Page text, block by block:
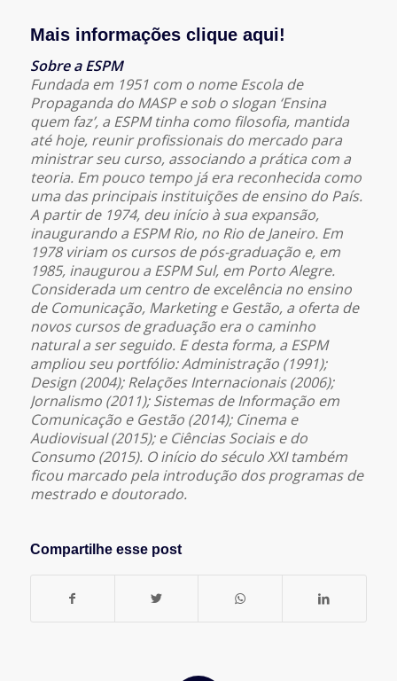
Mais informações clique aqui!
Sobre a ESPM
Fundada em 1951 com o nome Escola de
Propaganda do MASP e sob o slogan ‘Ensina
quem faz’, a ESPM tinha como filosofia, mantida
até hoje, reunir profissionais do mercado para
ministrar seu curso, associando a prática com a
teoria. Em pouco tempo já era reconhecida como
uma das principais instituições de ensino do País.
A partir de 1974, deu início à sua expansão,
inaugurando a ESPM Rio, no Rio de Janeiro. Em
1978 viriam os cursos de pós-graduação e, em
1985, inaugurou a ESPM Sul, em Porto Alegre.
Considerada um centro de excelência no ensino
de Comunicação, Marketing e Gestão, a oferta de
novos cursos de graduação era o caminho
natural a ser seguido. E desta forma, a ESPM
ampliou seu portfólio: Administração (1991);
Design (2004); Relações Internacionais (2006);
Jornalismo (2011); Sistemas de Informação em
Comunicação e Gestão (2014); Cinema e
Audiovisual (2015); e Ciências Sociais e do
Consumo (2015). O início do século XXI também
ficou marcado pela introdução dos programas de
mestrado e doutorado.
Compartilhe esse post